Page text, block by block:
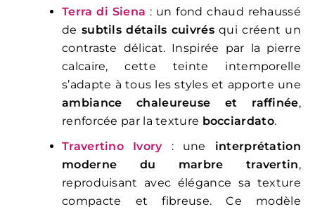
Terra di Siena : un fond chaud rehaussé
de subtils détails cuivrésqui créent un
contraste délicat. Inspirée par la pierre
calcaire, cette teinte intemporelle
s’adapte à tous les styles et apporte une
ambiance chaleureuse et raffinée,
renforcée par la texture bocciardato.
Travertino Ivory: une interprétation
moderne du marbre travertin,
reproduisant avec élégance sa texture
compacte et fibreuse. Ce modèle